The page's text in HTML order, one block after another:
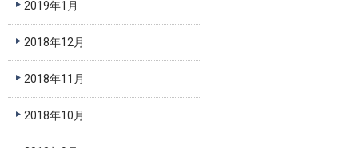
2019年1月
2018年12月
2018年11月
2018年10月